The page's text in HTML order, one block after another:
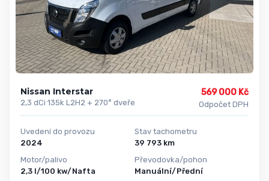
Nissan Interstar
2,3 dCi 135k L2H2 + 270° dveře
569 000 Kč
Odpočet DPH
Uvedení do provozu
2024
Motor/palivo
2,3 l/100 kw/Nafta
Stav tachometru
39 793 km
Převodovka/pohon
Manuální/Přední